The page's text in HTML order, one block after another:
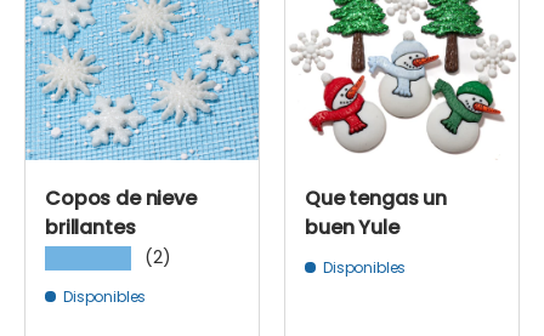
Copos de nieve
brillantes
(2)
Disponibles
Que tengas un
buen Yule
Disponibles